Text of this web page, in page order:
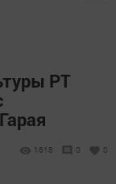
РТ
1618 0 0